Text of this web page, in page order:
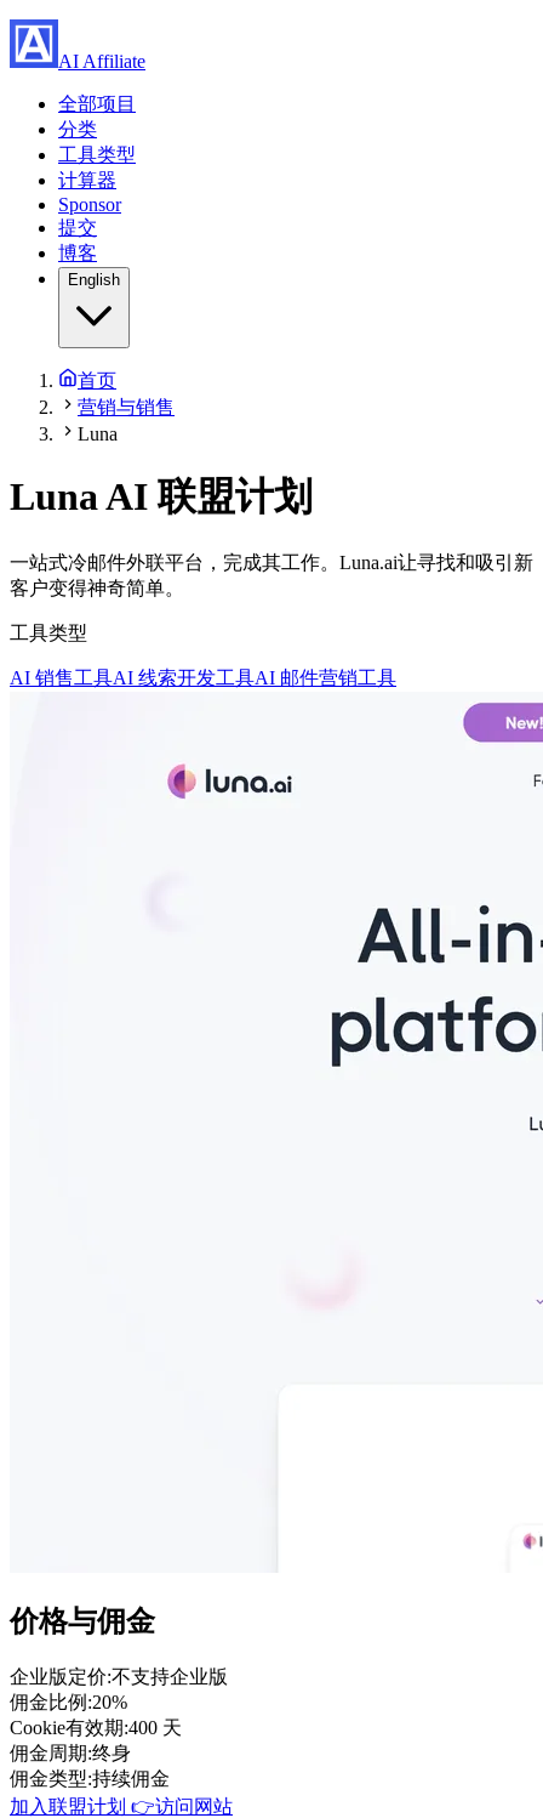
AI Affiliate
全部项目
分类
工具类型
计算器
Sponsor
提交
博客
English
首页
营销与销售
Luna
LunaAI 联盟计划
一站式冷邮件外联平台，完成其工作。Luna.ai让寻找和吸引新
客户变得神奇简单。
工具类型
AI 销售工具AI 线索开发工具AI 邮件营销工具
价格与佣金
企业版定价:不支持企业版
佣金比例 :20%
Cookie有效期:400 天
佣金周期:终身
佣金类型:持续佣金
加入联盟计划 👉访问网站